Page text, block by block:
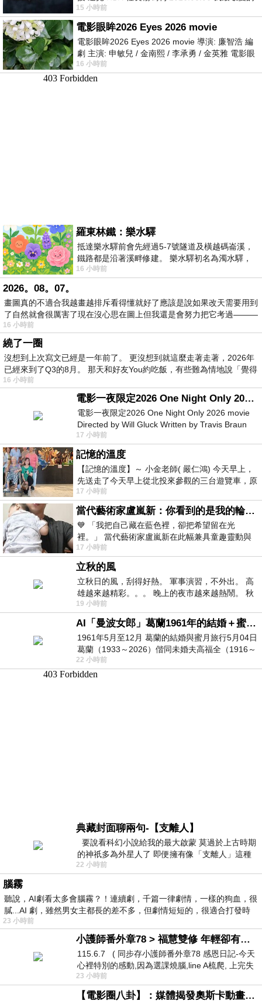
老闆、遠見．天下文化創辦人高希均教
15 小時前
電影眼眸2026 Eyes 2026 movie
電影眼眸2026 Eyes 2026 movie 導演: 廉智浩 編
劇 主演: 申敏兒 / 金南熙 / 李承勇 / 金英雅 電影眼
眸2026描述攝影師徐珍因遺
16 小時前
羅東林鐵：樂水驛
抵達樂水驛前會先經過5-7號隧道及橫越碼崙溪，
鐵路都是沿著溪畔修建。 樂水驛初名為濁水驛，
但因與臺鐵集集線車站同名，於1953
16 小時前
2026。08。07。
畫圖真的不適合我越畫越排斥看得懂就好了應該是說如果改天需要用到
了自然就會很厲害了現在沒心思在圖上但我還是會努力把它考過———
16 小時前
繞了一圈
沒想到上次寫文已經是一年前了。 更沒想到就這麼走著走著，2026年
已經來到了Q3的8月。 那天和好友You約吃飯，有些難為情地說「覺得
16 小時前
電影一夜限定2026 One Night Only 2026 movie
電影一夜限定2026 One Night Only 2026 movie
Directed by Will Gluck Written by Travis Braun
Starring Monica Barbaro
17 小時前
記憶的溫度
【記憶的溫度】～ 小金老師( 嚴仁鴻) 今天早上，
先送走了今天早上從北投來參觀的三台遊覽車，原
以為展場已經差不多要安靜下來，卻發
17 小時前
當代藝術家盧嵐新：你看到的是我的輪廓，還是你的故事？——藏在藍色裡的希望與光
💙 「我把自己藏在藍色裡，卻把希望留在光
裡。」 當代藝術家盧嵐新在此幅兼具童趣靈動與
抽象韻味的新作中，用湛藍的羽翼般色塊包覆著
17 小時前
立秋的風
立秋日的風，刮得好熱。 軍事演習，不外出。 高
雄越來越精彩。。。 晚上的夜市越來越熱鬧。 秋
天的風刮得很熱 夜遊消暑熱。。。
19 小時前
AI「曼波女郎」葛蘭1961年的結婚＋蜜月旅行 #戀上老電影 #葛蘭 #粟子
1961年5月至12月 葛蘭的結婚與蜜月旅行5月04日
葛蘭（1933～2026）偕同未婚夫高福全（1916～
2004）乘郵輪赴倫敦6月15日於英國倫敦St.S
22 小時前
典藏封面聊兩句-【支離人】
要說看科幻小說給我的最大啟蒙 莫過於上古時期
的神祇多為外星人了 即便擁有像「支離人」這種
驚世駭俗的神通法門 也未必讀
22 小時前
腦霧
聽說，AI劇看太多會腦霧？！連續劇，千篇一律劇情，一樣的狗血，很
膩...AI 劇，雖然男女主都長的差不多，但劇情短短的，很適合打發時
23 小時前
小護師番外章78 > 福慧雙修 年輕卻有個老靈魂 ㄑ金剛經〉podcast
115.6.7 ( 同步存小護師番外章78 感恩日記-今天
心裡特別的感動,因為選課燒腦,line A梳爬, 上完失
智課的她,特來傾
23 小時前
【電影圈八卦】：媒體揭發奧斯卡動畫項目投票醜聞！好萊塢為什麼看不起動畫電影？